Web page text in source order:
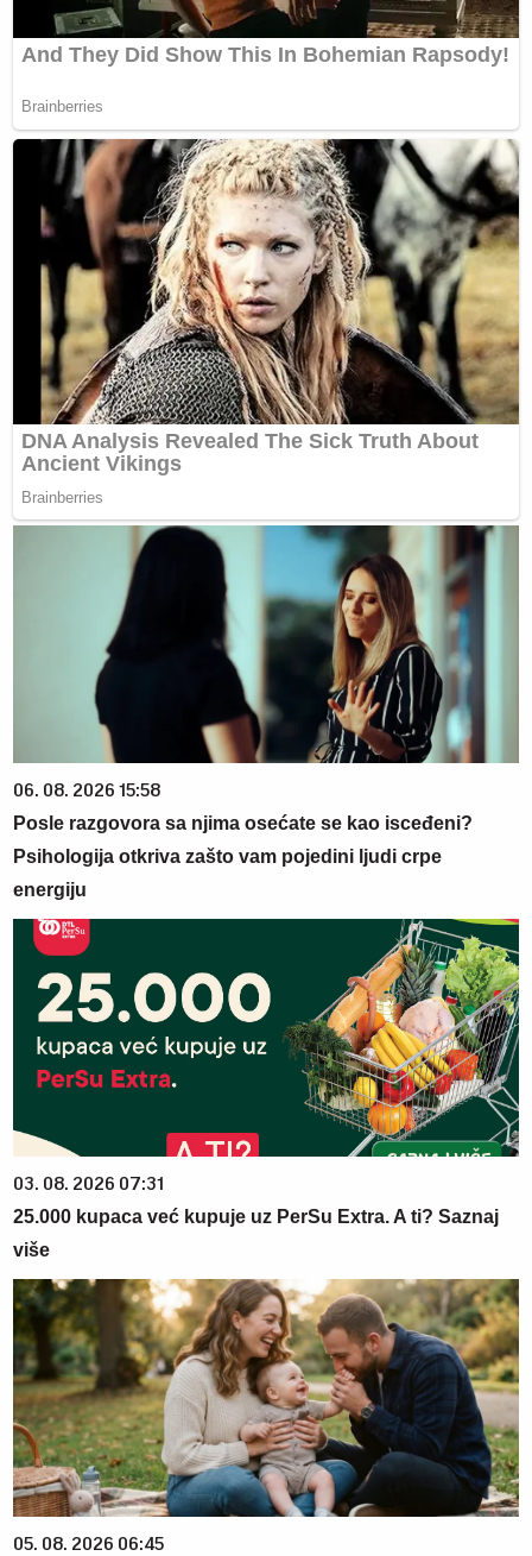
06. 08. 2026 15:58
Posle razgovora sa njima osećate se kao isceđeni?
Psihologija otkriva zašto vam pojedini ljudi crpe
energiju
03. 08. 2026 07:31
25.000 kupaca već kupuje uz PerSu Extra. A ti? Saznaj
više
05. 08. 2026 06:45